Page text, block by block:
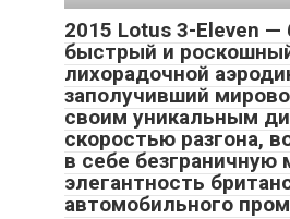
2015 Lotus 3-Eleven —
быстрый и
лихорадочной
заполучивший
своим уникальным
скоростью разгона,
в себе
элегантность
автомобильного